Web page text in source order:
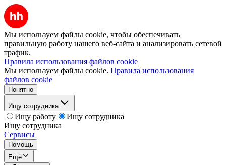
Мы используем файлы cookie, чтобы обеспечивать
правильную работу нашего веб-сайта и анализировать сетевой
трафик.
Правила использования файлов cookie
Мы используем файлы cookie. Правила использования
файлов cookie
Понятно
Ищу сотрудника
Ищу работу
Ищу сотрудника
Ищу сотрудника
Сервисы
Помощь
Ещё